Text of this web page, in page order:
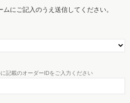
にご記入のうえ送信してください。
記載のオーダーIDをご入力ください